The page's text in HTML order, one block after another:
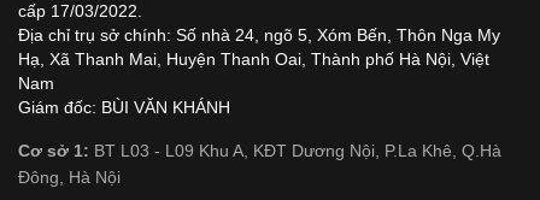
cấp 17/03/2022.
Địa chỉ trụ sở chính: Số nhà 24, ngõ 5, Xóm Bến, Thôn Nga My
Hạ, Xã Thanh Mai, Huyện Thanh Oai, Thành phố Hà Nội, Việt
Nam
Giám đốc: BÙI VĂN KHÁNH
Cơ sở 1: BT L03 - L09 Khu A, KĐT Dương Nội, P.La Khê, Q.Hà
Đông, Hà Nội